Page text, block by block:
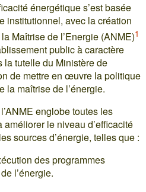
énergétique s’est basée
institutionnel, avec la création
Maîtrise de l’Energie (ANME)1
public à caractère
la tutelle du Ministère de
de mettre en œuvre la politique
la maîtrise de l’énergie.
englobe toutes les
le niveau d’efficacité
sources d’énergie, telles que :
des programmes
l’énergie.